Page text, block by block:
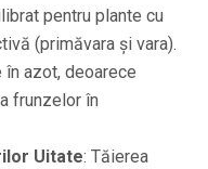
pentru plante cu
(primăvara și vara).
azot, deoarece
frunzelor în
Uitate: Tăierea